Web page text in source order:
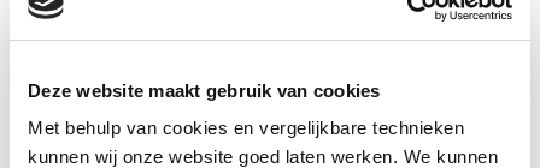
Deze website maakt gebruik van cookies
Met behulp van cookies en vergelijkbare technieken
kunnen wij onze website goed laten werken. We kunnen
Dampopen (4μ)
Uitstekend warmte-accumulatievermogen (specifieke